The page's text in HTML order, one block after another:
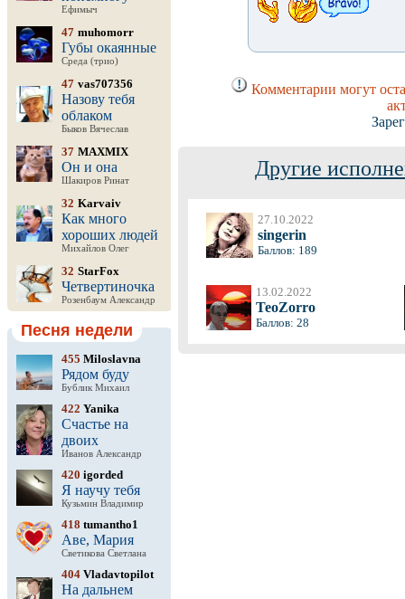
Ефимыч
47 muhomorr
Губы окаянные
Среда (трио)
47 vas707356
Назову тебя
облаком
Быков Вячеслав
37 MAXMIX
Он и она
Шакиров Ринат
32 Karvaiv
Как много
хороших людей
Михайлов Олег
32 StarFox
Четвертиночка
Розенбаум Александр
Песня недели
455 Miloslavna
Рядом буду
Бублик Михаил
422 Yanika
Счастье на
двоих
Иванов Александр
420 igorded
Я научу тебя
Кузьмин Владимир
418 tumantho1
Аве, Мария
Светикова Светлана
404 Vladavtopilot
На дальнем
Комментарии могут
Другие
27.10.2022
singerin
Баллов: 189
13.02.2022
TeoZorro
Баллов: 28